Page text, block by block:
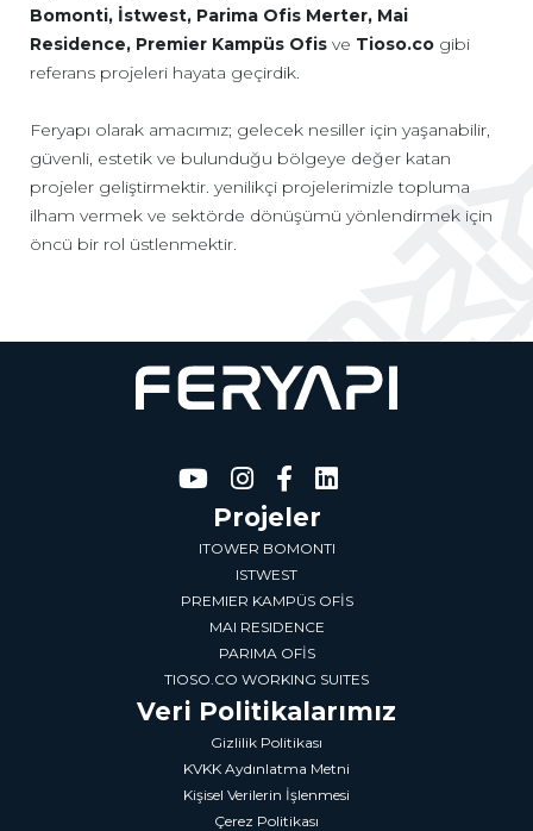
Bomonti, İstwest, Parima Ofis Merter, Mai
Residence, Premier Kampüs Ofis ve Tioso.co gibi
referans projeleri hayata geçirdik.
Feryapı olarak amacımız; gelecek nesiller için yaşanabilir,
güvenli, estetik ve bulunduğu bölgeye değer katan
projeler geliştirmektir. yenilikçi projelerimizle topluma
ilham vermek ve sektörde dönüşümü yönlendirmek için
öncü bir rol üstlenmektir.
Projeler
ITOWER BOMONTI
ISTWEST
PREMIER KAMPÜS OFİS
MAI RESIDENCE
PARIMA OFİS
TIOSO.CO WORKING SUITES
Veri Politikalarımız
Gizlilik Politikası
KVKK Aydınlatma Metni
Kişisel Verilerin İşlenmesi
Çerez Politikası